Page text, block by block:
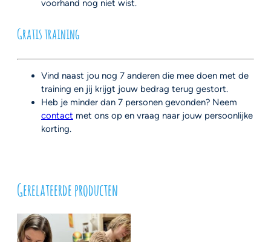
voorhand nog niet wist.
Gratis training
Vind naast jou nog 7 anderen die mee doen met de
training en jij krijgt jouw bedrag terug gestort.
Heb je minder dan 7 personen gevonden? Neem
contact met ons op en vraag naar jouw persoonlijke
korting.
Gerelateerde producten